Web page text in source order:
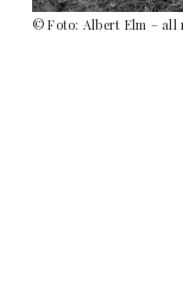
© Foto: Albert Elm – all